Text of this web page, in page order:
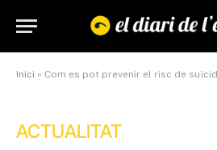
Inici » Com es pot prevenir el risc de
ACTUALITAT